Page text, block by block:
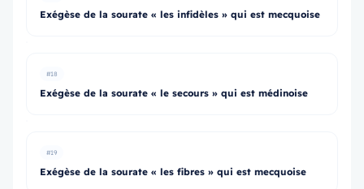
Exégèse de la sourate « les infidèles » qui est mecquoise
#18
Exégèse de la sourate « le secours » qui est médinoise
#19
Exégèse de la sourate « les fibres » qui est mecquoise